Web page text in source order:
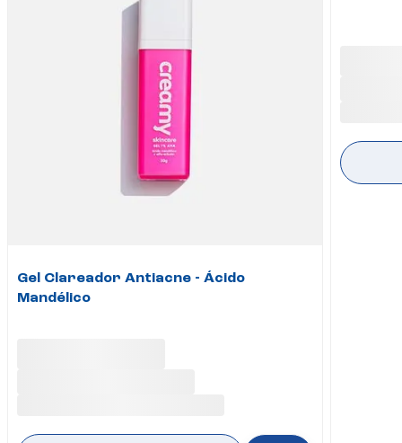
Gel Clareador Antiacne - Ácido
Mandélico